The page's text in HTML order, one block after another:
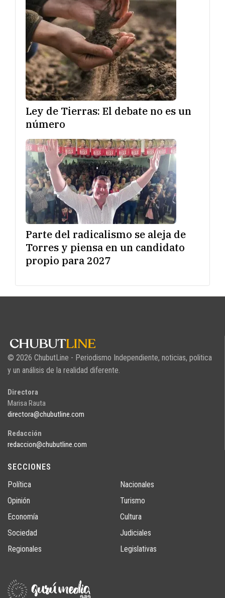
Ley de Tierras: El debate no es un
número
Parte del radicalismo se aleja de
Torres y piensa en un candidato
propio para 2027
© 2026 ChubutLine - Periodismo Independiente, noticias, politica
y un análisis de la realidad diferente.
Directora
Marisa Rauta
directora@chubutline.com
Redacción
redaccion@chubutline.com
SECCIONES
Política
Opinión
Economía
Sociedad
Regionales
Nacionales
Turismo
Cultura
Judiciales
Legislativas